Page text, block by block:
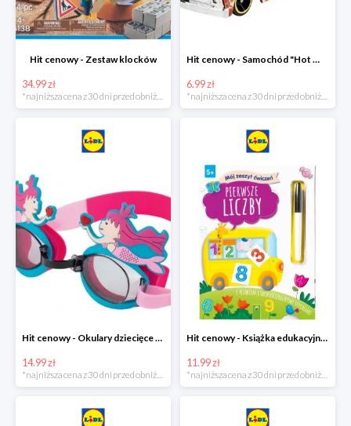
Hit cenowy - Zestaw klocków
34.99 zł
*najniższa cena z 30 dni przed obniżką
Hit cenowy - Samochód "Hot Wheels"
6.99 zł
*najniższa cena z 30 dni przed obniżką
Hit cenowy - Okulary dziecięce do pływania
14.99 zł
Hit cenowy - Książka edukacyjna z pisakiem
11.99 zł